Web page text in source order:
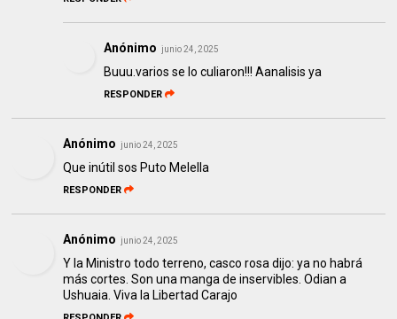
Anónimo junio 24, 2025
Buuu.varios se lo culiaron!!! Aanalisis ya
RESPONDER
Anónimo junio 24, 2025
Que inútil sos Puto Melella
RESPONDER
Anónimo junio 24, 2025
Y la Ministro todo terreno, casco rosa dijo: ya no habrá
más cortes. Son una manga de inservibles. Odian a
Ushuaia. Viva la Libertad Carajo